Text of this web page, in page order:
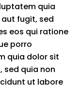
quia
fugit, sed
eos qui ratione
porro
quia dolor sit
sed quia non
ut labore